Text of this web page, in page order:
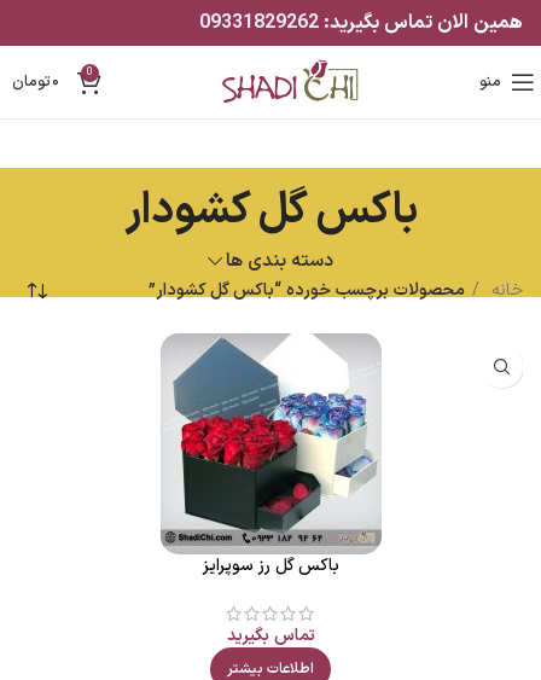
همین الان تماس بگیرید:
منو 0 ۰تومان
باکس گل کشودار
دسته بندی ها
خانه محصولات برچسب خورده “باکس گل کشودار”
باکس گل رز سوپرایز
تماس بگیرید
اطلاعات بیشتر